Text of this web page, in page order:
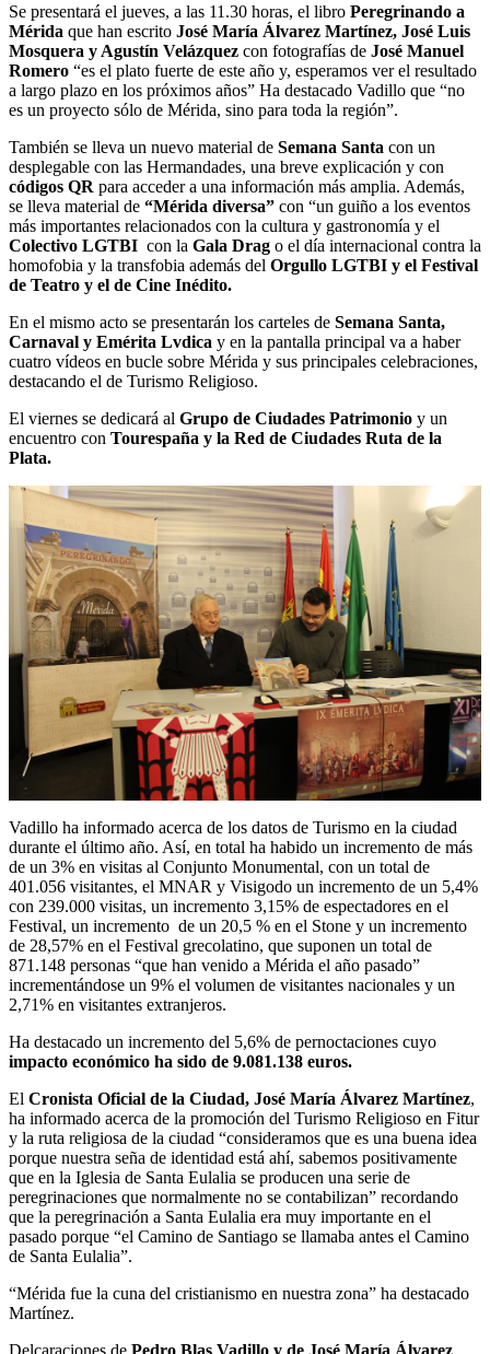
Se presentará el jueves, a las 11.30 horas, el libro Peregrinando a
Mérida que han escrito José María Álvarez Martínez, José Luis
Mosquera y Agustín Velázquez con fotografías de José Manuel
Romero “es el plato fuerte de este año y, esperamos ver el resultado
a largo plazo en los próximos años” Ha destacado Vadillo que “no
es un proyecto sólo de Mérida, sino para toda la región”.
También se lleva un nuevo material de Semana Santa con un
desplegable con las Hermandades, una breve explicación y con
códigos QR para acceder a una información más amplia. Además,
se lleva material de “Mérida diversa” con “un guiño a los eventos
más importantes relacionados con la cultura y gastronomía y el
Colectivo LGTBI con la Gala Drag o el día internacional contra la
homofobia y la transfobia además del Orgullo LGTBI y el Festival
de Teatro y el de Cine Inédito.
En el mismo acto se presentarán los carteles de Semana Santa,
Carnaval y Emérita Lvdica y en la pantalla principal va a haber
cuatro vídeos en bucle sobre Mérida y sus principales celebraciones,
destacando el de Turismo Religioso.
El viernes se dedicará al Grupo de Ciudades Patrimonio y un
encuentro con Tourespaña y la Red de Ciudades Ruta de la
Plata.
Vadillo ha informado acerca de los datos de Turismo en la ciudad
durante el último año. Así, en total ha habido un incremento de más
de un 3% en visitas al Conjunto Monumental, con un total de
401.056 visitantes, el MNAR y Visigodo un incremento de un 5,4%
con 239.000 visitas, un incremento 3,15% de espectadores en el
Festival, un incremento de un 20,5 % en el Stone y un incremento
de 28,57% en el Festival grecolatino, que suponen un total de
871.148 personas “que han venido a Mérida el año pasado”
incrementándose un 9% el volumen de visitantes nacionales y un
2,71% en visitantes extranjeros.
Ha destacado un incremento del 5,6% de pernoctaciones cuyo
impacto económico ha sido de 9.081.138 euros.
El Cronista Oficial de la Ciudad, José María Álvarez Martínez,
ha informado acerca de la promoción del Turismo Religioso en Fitur
y la ruta religiosa de la ciudad “consideramos que es una buena idea
porque nuestra seña de identidad está ahí, sabemos positivamente
que en la Iglesia de Santa Eulalia se producen una serie de
peregrinaciones que normalmente no se contabilizan” recordando
que la peregrinación a Santa Eulalia era muy importante en el
pasado porque “el Camino de Santiago se llamaba antes el Camino
de Santa Eulalia”.
“Mérida fue la cuna del cristianismo en nuestra zona” ha destacado
Martínez.
Delcaraciones de Pedro Blas Vadillo y de José María Álvarez